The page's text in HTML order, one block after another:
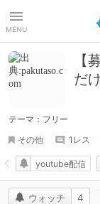
MENU
【
だ
テーマ：フリー
その他
1レス
ウォッチ 4
youtube配信